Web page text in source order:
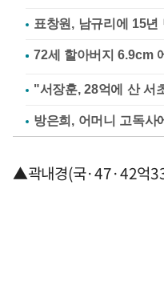
표창원, 남규리에 15
"서장훈, 28억에 산 서
방은희, 어머니 고독
▲곽내경(국·47·42억